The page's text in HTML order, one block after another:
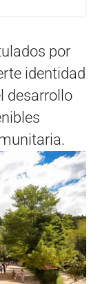
por
identidad
desarrollo